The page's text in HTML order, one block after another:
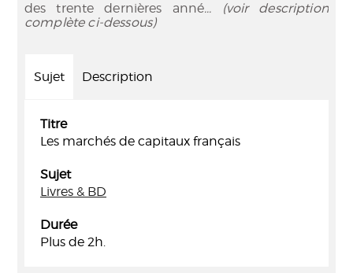
des trente dernières anné... (voir description
complète ci-dessous)
Sujet Description
Titre
Les marchés de capitaux français
Sujet
Livres & BD
Durée
Plus de 2h.